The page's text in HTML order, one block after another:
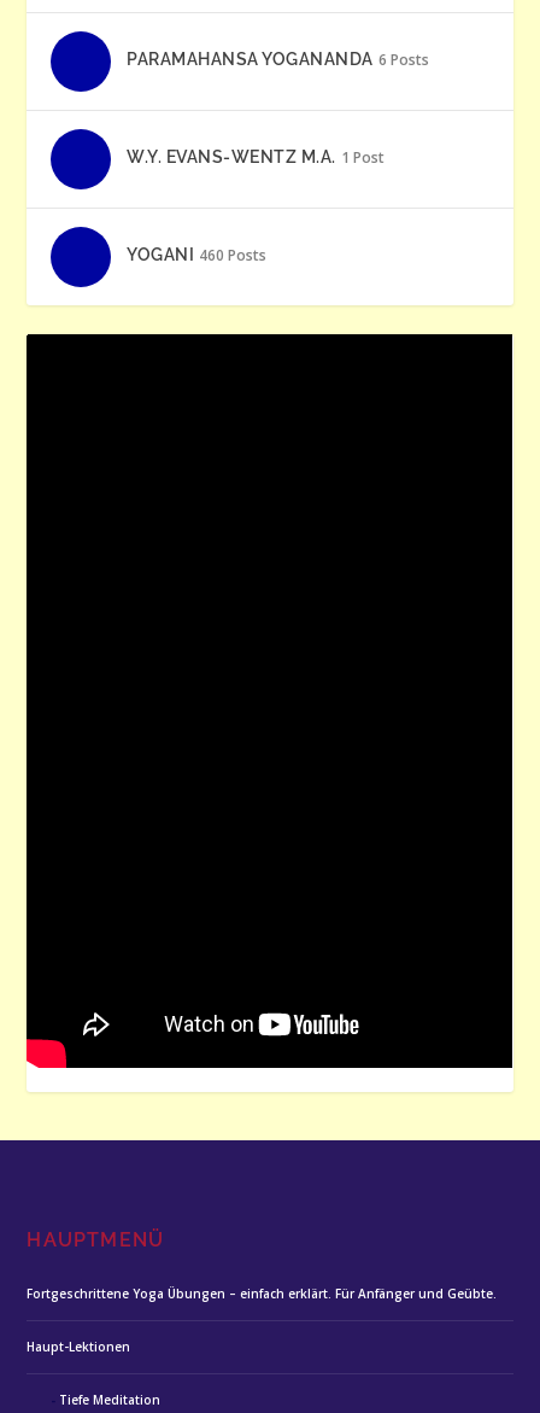
PARAMAHANSA YOGANANDA 6 Posts
W.Y. EVANS-WENTZ M.A. 1 Post
YOGANI 460 Posts
HAUPTMENÜ
Fortgeschrittene Yoga Übungen – einfach erklärt. Für Anfänger und Geübte.
Haupt-Lektionen
Tiefe Meditation